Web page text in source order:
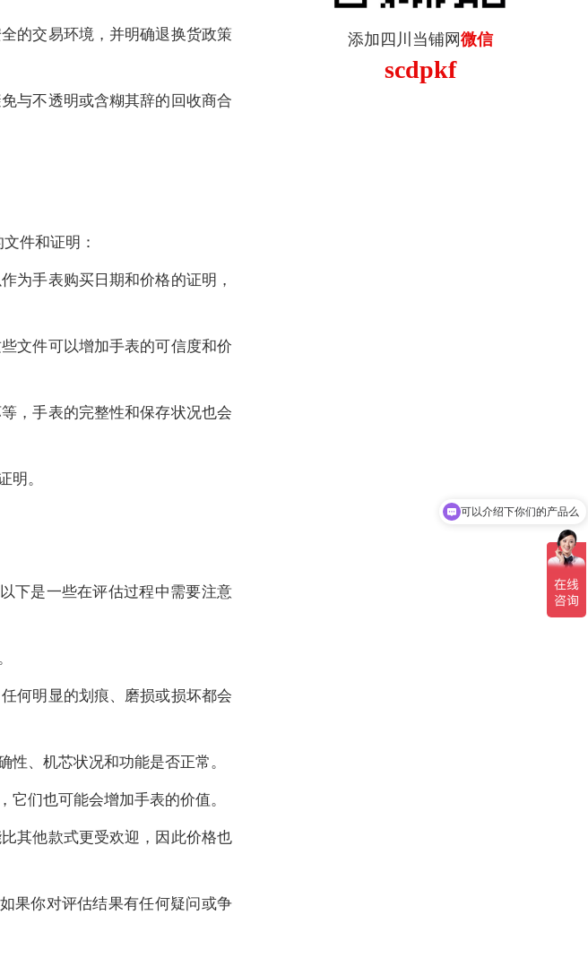
的交易环境，并明确退换货政策
与不透明或含糊其辞的回收商合
件和证明：
为手表购买日期和价格的证明，
文件可以增加手表的可信度和价
，手表的完整性和保存状况也会
明。
下是一些在评估过程中需要注意
何明显的划痕、磨损或损坏都会
、机芯状况和功能是否正常。
它们也可能会增加手表的价值。
其他款式更受欢迎，因此价格也
果你对评估结果有任何疑问或争
添加四川当铺网 微信
scdpkf
可以介绍下你们的产品么
你们是怎么收费的呢